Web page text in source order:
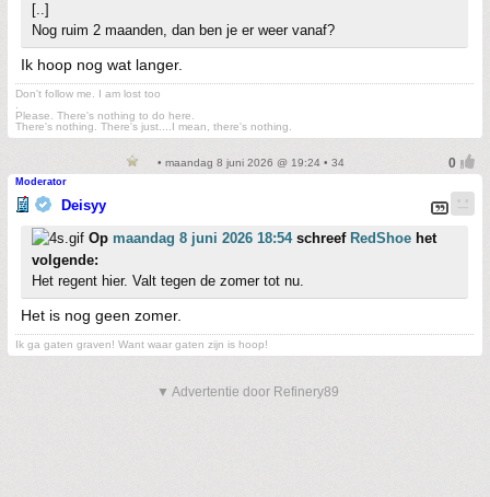
[..]
Nog ruim 2 maanden, dan ben je er weer vanaf?
Ik hoop nog wat langer.
Don't follow me. I am lost too
Please. There's nothing to do here.
There's nothing. There's just....I mean, there's nothing.
• maandag 8 juni 2026 @ 19:24 • 34
Moderator
Deisyy
Op maandag 8 juni 2026 18:54schreef RedShoe het
volgende:
Het regent hier. Valt tegen de zomer tot nu.
Het is nog geen zomer.
Ik ga gaten graven! Want waar gaten zijn is hoop!
▼ Advertentie door Refinery89